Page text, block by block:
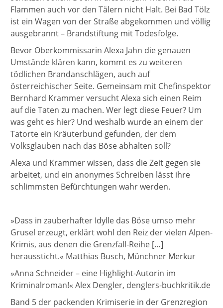
Flammen auch vor den Tälern nicht Halt. Bei Bad Tölz
ist ein Wagen von der Straße abgekommen und völlig
ausgebrannt – Brandstiftung mit Todesfolge.
Bevor Oberkommissarin Alexa Jahn die genauen
Umstände klären kann, kommt es zu weiteren
tödlichen Brandanschlägen, auch auf
österreichischer Seite. Gemeinsam mit Chefinspektor
Bernhard Krammer versucht Alexa sich einen Reim
auf die Taten zu machen. Wer legt diese Feuer? Um
was geht es hier? Und weshalb wurde an einem der
Tatorte ein Kräuterbund gefunden, der dem
Volksglauben nach das Böse abhalten soll?
Alexa und Krammer wissen, dass die Zeit gegen sie
arbeitet, und ein anonymes Schreiben lässt ihre
schlimmsten Befürchtungen wahr werden.
»Dass in zauberhafter Idylle das Böse umso mehr
Grusel erzeugt, erklärt wohl den Reiz der vielen Alpen-
Krimis, aus denen die Grenzfall-Reihe […]
heraussticht.« Matthias Busch, Münchner Merkur
»Anna Schneider – eine Highlight-Autorin im
Kriminalroman!« Alex Dengler, denglers-buchkritik.de
Band 5 der packenden Krimiserie in der Grenzregion